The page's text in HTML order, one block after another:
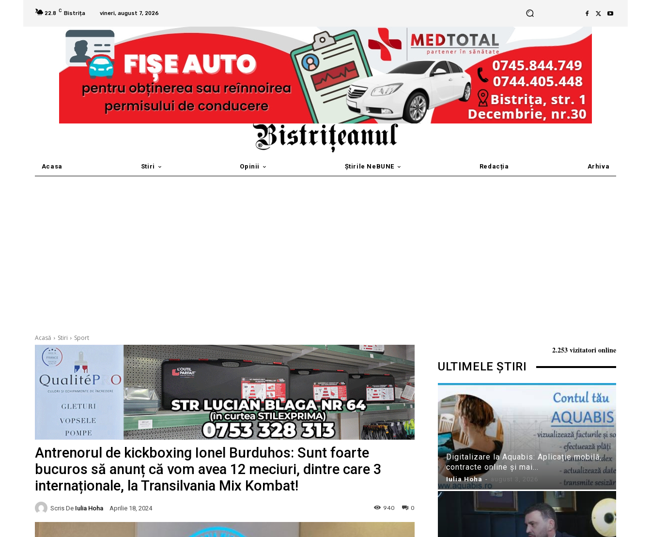
22.8 C Bistrița vineri, august 7, 2026
Acasa Stiri Opinii Știrile NeBUNE Redacția Arhiva
Acasă Stiri Sport
Antrenorul de kickboxing Ionel Burduhos: Sunt foarte
bucuros să anunț că vom avea 12 meciuri, dintre care 3
internaționale, la Transilvania Mix Kombat!
Scris De Iulia Hoha Aprilie 18, 2024 0
940
2.253 vizitatori online
ULTIMELE ȘTIRI
Digitalizare la Aquabis: Aplicație mobilă,
contracte online și mai...
Iulia Hoha - august 3, 2026